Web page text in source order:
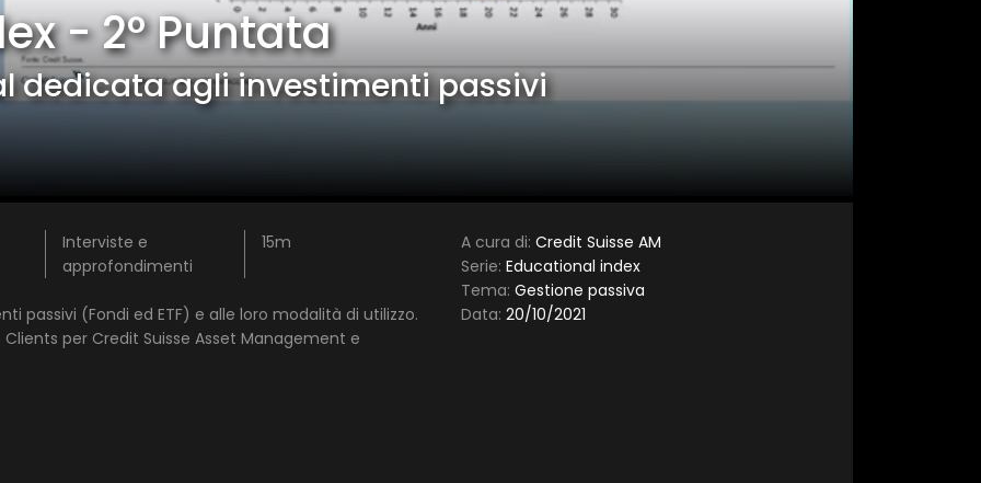
- 2° Puntata
dedicata agli investimenti passivi
Interviste e
approfondimenti
15m
passivi (Fondi ed ETF) e alle loro modalità di utilizzo.
per Credit Suisse Asset Management e
A cura di: Credit Suisse AM​
Serie: Educational index
Tema: Gestione passiva
Data: 20/10/2021
5 stars
4 stars
3 stars
2 stars
1 star
Invia